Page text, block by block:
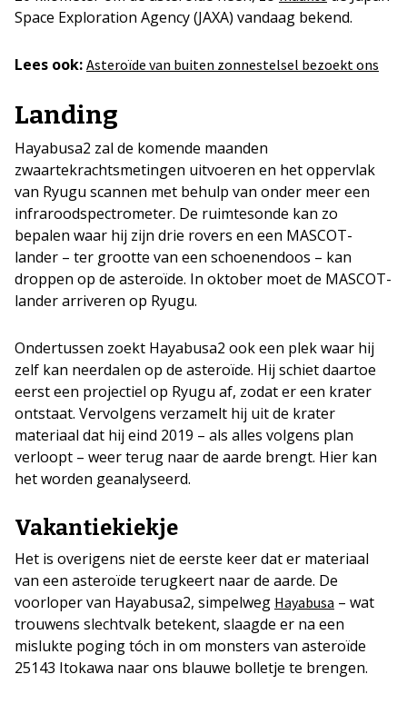
Space Exploration Agency (JAXA) vandaag bekend.
Lees ook: Asteroïde van buiten zonnestelsel bezoekt ons
Landing
Hayabusa2 zal de komende maanden
zwaartekrachtsmetingen uitvoeren en het oppervlak
van Ryugu scannen met behulp van onder meer een
infraroodspectrometer. De ruimtesonde kan zo
bepalen waar hij zijn drie rovers en een MASCOT-
lander – ter grootte van een schoenendoos – kan
droppen op de asteroïde. In oktober moet de MASCOT-
lander arriveren op Ryugu.
Ondertussen zoekt Hayabusa2 ook een plek waar hij
zelf kan neerdalen op de asteroïde. Hij schiet daartoe
eerst een projectiel op Ryugu af, zodat er een krater
ontstaat. Vervolgens verzamelt hij uit de krater
materiaal dat hij eind 2019 – als alles volgens plan
verloopt – weer terug naar de aarde brengt. Hier kan
het worden geanalyseerd.
Vakantiekiekje
Het is overigens niet de eerste keer dat er materiaal
van een asteroïde terugkeert naar de aarde. De
voorloper van Hayabusa2, simpelweg Hayabusa – wat
trouwens slechtvalk betekent, slaagde er na een
mislukte poging tóch in om monsters van asteroïde
25143 Itokawa naar ons blauwe bolletje te brengen.